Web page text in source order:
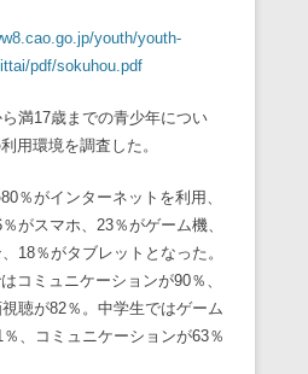
youth/youth-
pdf/sokuhou.pdf
満17歳までの青少年につい
用環境を調査した。
％がインターネットを利用、
がスマホ、23％がゲーム機、
18％がタブレットとなった。
コミュニケーションが90％、
聴が82％。中学生ではゲーム
、コミュニケーションが63％